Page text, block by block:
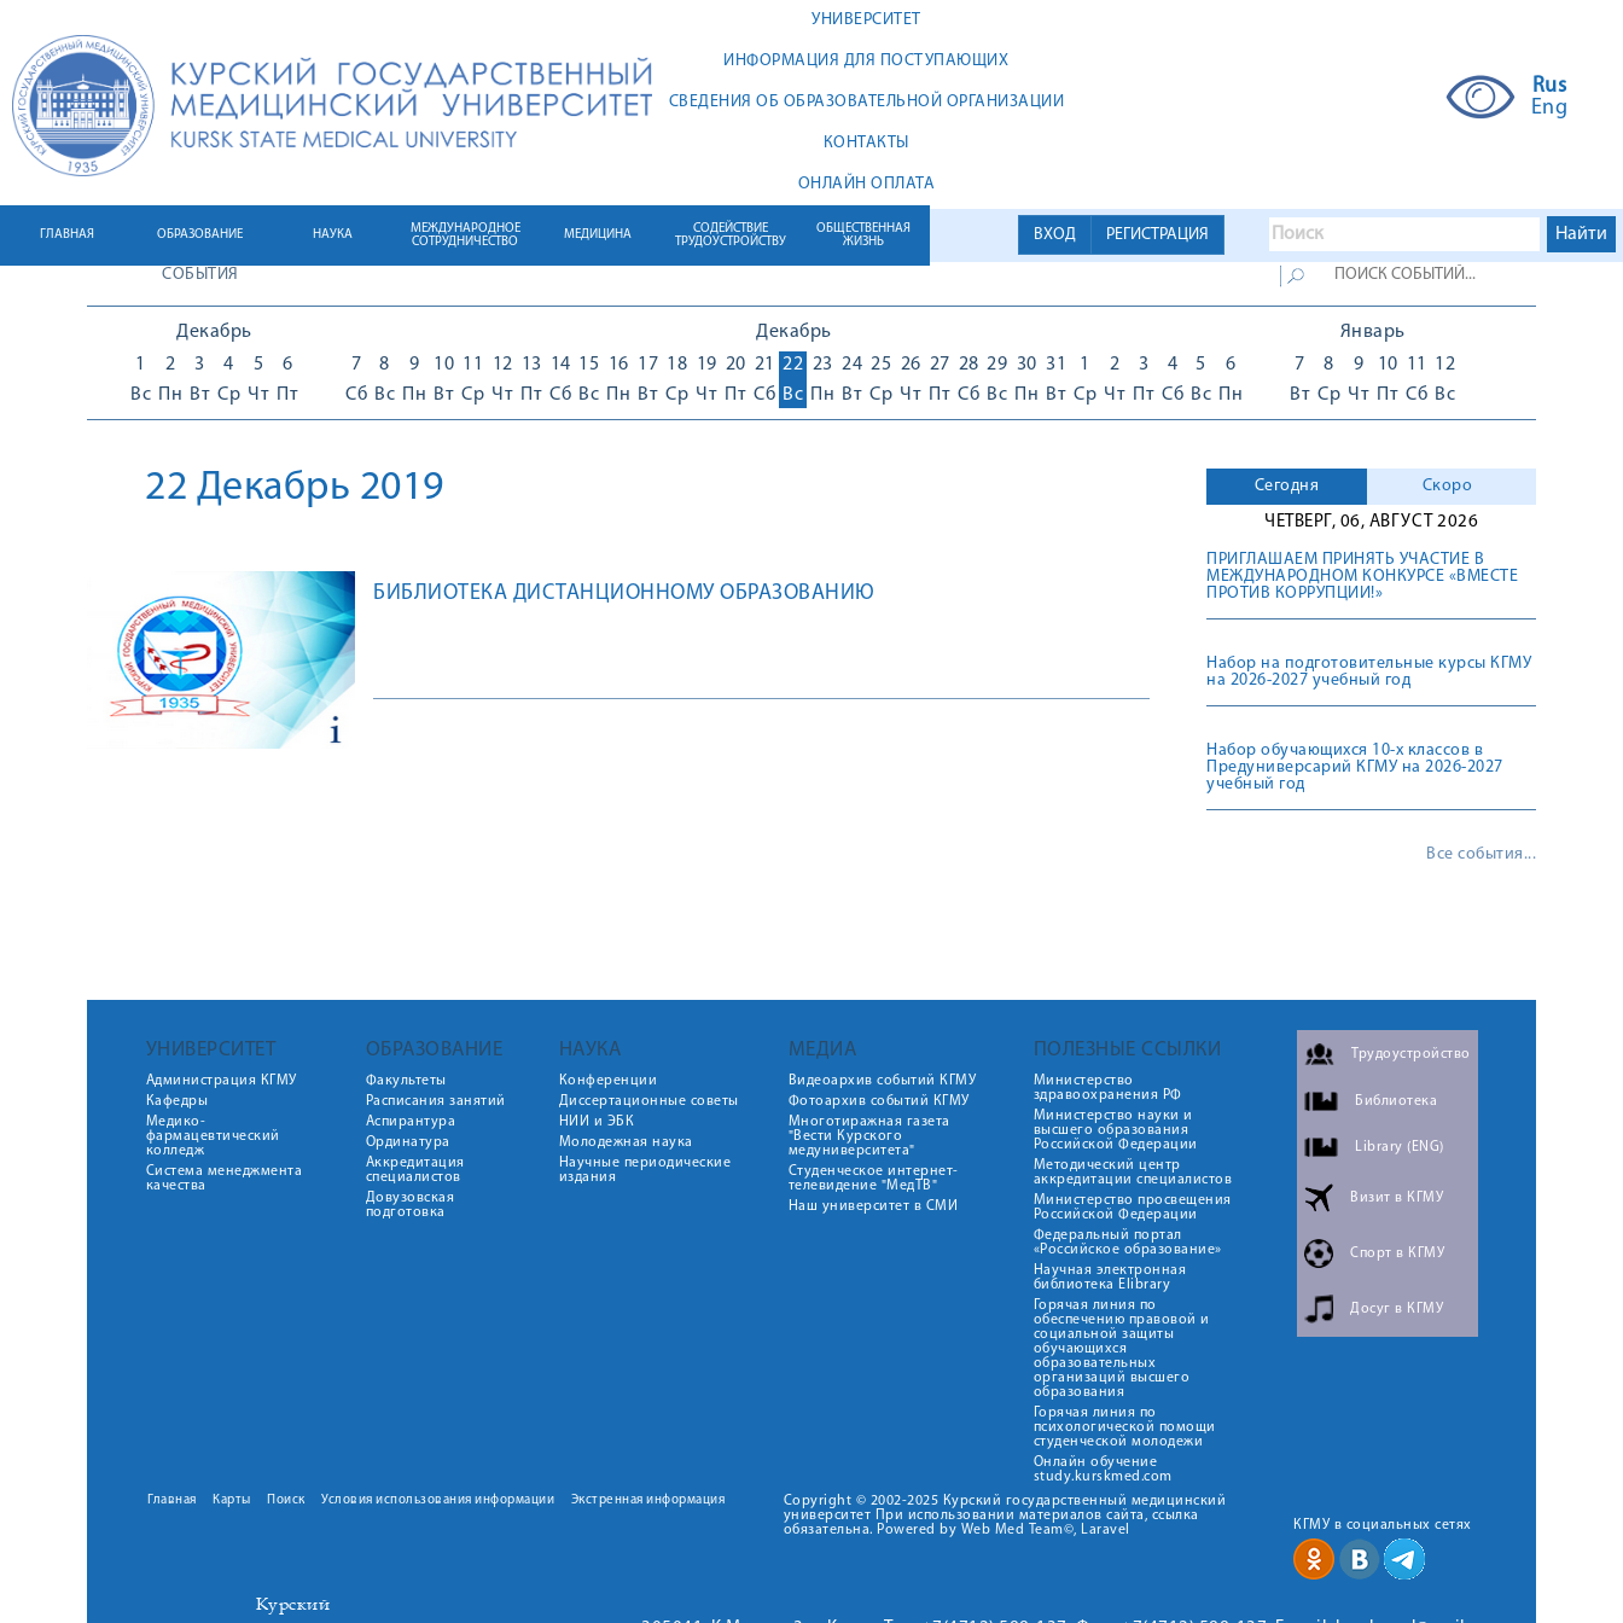
УНИВЕРСИТЕТ
ИНФОРМАЦИЯ ДЛЯ ПОСТУПАЮЩИХ
СВЕДЕНИЯ ОБ ОБРАЗОВАТЕЛЬНОЙ ОРГАНИЗАЦИИ
КОНТАКТЫ
ОНЛАЙН ОПЛАТА
Rus
Eng
ВХОД РЕГИСТРАЦИЯ
ГЛАВНАЯ ОБРАЗОВАНИЕ НАУКА
МЕЖДУНАРОДНОЕ
СОТРУДНИЧЕСТВО
МЕДИЦИНА
СОДЕЙСТВИЕ
ТРУДОУСТРОЙСТВУ
ОБЩЕСТВЕННАЯ
ЖИЗНЬ
СОБЫТИЯ
Декабрь
1
Вс
2
Пн
3
Вт
4
Ср
5
Чт
6
Пт
Декабрь
7
Сб
8
Вс
9
Пн
10
Вт
11
Ср
12
Чт
13
Пт
14
Сб
15
Вс
16
Пн
17
Вт
18
Ср
19
Чт
20
Пт
21
Сб
22
Вс
23
Пн
24
Вт
25
Ср
26
Чт
27
Пт
28
Сб
29
Вс
30
Пн
31
Вт
1
Ср
2
Чт
3
Пт
4
Сб
5
Вс
6
Пн
Январь
7
Вт
8
Ср
9
Чт
10
Пт
11
Сб
12
Вс
22 Декабрь 2019
БИБЛИОТЕКА ДИСТАНЦИОННОМУ ОБРАЗОВАНИЮ
Сегодня
Скоро
ЧЕТВЕРГ, 06, АВГУСТ 2026
ПРИГЛАШАЕМ ПРИНЯТЬ УЧАСТИЕ В
МЕЖДУНАРОДНОМ КОНКУРСЕ «ВМЕСТЕ
ПРОТИВ КОРРУПЦИИ!»
Набор на подготовительные курсы КГМУ
на 2026-2027 учебный год
Набор обучающихся 10-х классов в
Предуниверсарий КГМУ на 2026-2027
учебный год
Все события...
УНИВЕРСИТЕТ
Администрация КГМУ
Кафедры
Медико-
фармацевтический
колледж
Система менеджмента
качества
ОБРАЗОВАНИЕ
Факультеты
Расписания занятий
Аспирантура
Ординатура
Аккредитация
специалистов
Довузовская
подготовка
НАУКА
Конференции
Диссертационные советы
НИИ и ЭБК
Молодежная наука
Научные периодические
издания
МЕДИА
Видеоархив событий КГМУ
Фотоархив событий КГМУ
Многотиражная газета
"Вести Курского
медуниверситета"
Студенческое интернет-
телевидение "МедТВ"
Наш университет в СМИ
ПОЛЕЗНЫЕ ССЫЛКИ
Министерство
здравоохранения РФ
Министерство науки и
высшего образования
Российской Федерации
Методический центр
аккредитации специалистов
Министерство просвещения
Российской Федерации
Федеральный портал
«Российское образование»
Научная электронная
библиотека Elibrary
Горячая линия по
обеспечению правовой и
социальной защиты
обучающихся
образовательных
организаций высшего
образования
Горячая линия по
психологической помощи
студенческой молодежи
Онлайн обучение
study.kurskmed.com
Трудоустройство
Библиотека
Library (ENG)
Визит в КГМУ
Спорт в КГМУ
Досуг в КГМУ
Главная Карты Поиск Условия использования информации Экстренная информация
Copyright © 2002-2025 Курский государственный медицинский
университет При использовании материалов сайта, ссылка
обязательна. Powered by Web Med Team©, Laravel
КГМУ в социальных сетях
Курский